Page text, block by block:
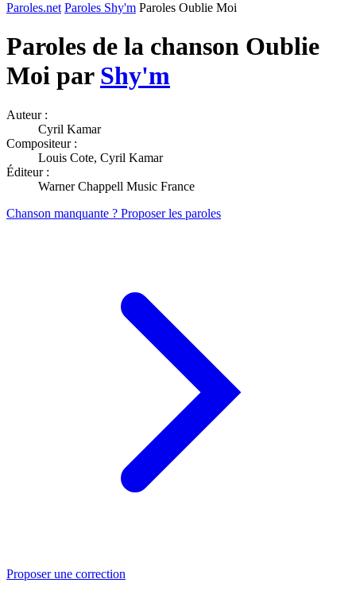
Paroles.net Paroles Shy'm Paroles Oublie Moi
Paroles de la chanson Oublie
Moi par Shy'm
Auteur :
Cyril Kamar
Compositeur :
Louis Cote, Cyril Kamar
Éditeur :
Warner Chappell Music France
Chanson manquante ? Proposer les paroles
Proposer une correction